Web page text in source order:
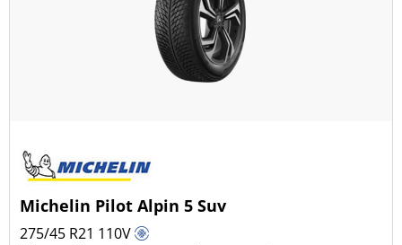
Michelin Pilot Alpin 5 Suv
275/45 R21 110V